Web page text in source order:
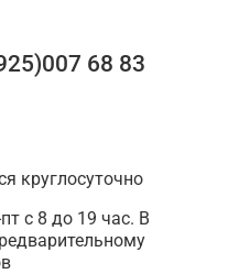
68 83
круглосуточно
с 8 до 19 час. В